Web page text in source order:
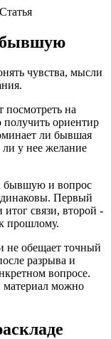
Статья
бывшую
чувства, мысли
посмотреть на
ориентир
ли бывшая
ли у нее желание
бывшую и вопрос
Первый
связи, второй -
прошлому.
не обещает точный
разрыва и
вопросе.
материал можно